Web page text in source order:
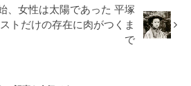
、女性は太陽であった 平塚
トだけの存在に肉がつくま
で